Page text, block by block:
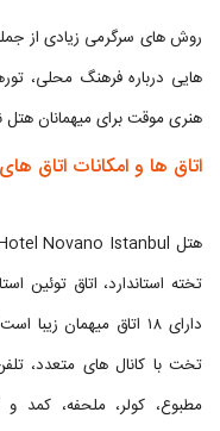
روش های سرگرمی زیادی از
هایی درباره فرهنگ محلی،
هنری موقت برای میهمانان هتل
اتاق ها و امکانات اتاق
تخته استاندارد، اتاق توئین
دارای ۱۸ اتاق میهمان
تخت با کانال های متعدد،
مطبوع، کولر، ملحفه، کمد